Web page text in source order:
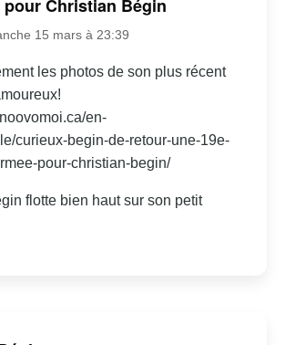
Christian Bégin
15 mars à 23:39
les photos de son plus récent
en-
curieux-begin-de-retour-une-19e-
pour-christian-begin/
flotte bien haut sur son petit